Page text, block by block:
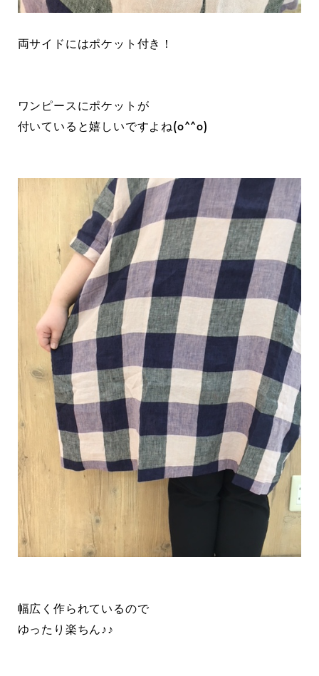
両サイドにはポケット付き！
ワンピースにポケットが
付いていると嬉しいですよね(o^^o)
幅広く作られているので
ゆったり楽ちん♪♪